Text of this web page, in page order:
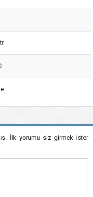
İlk yorumu siz girmek ister